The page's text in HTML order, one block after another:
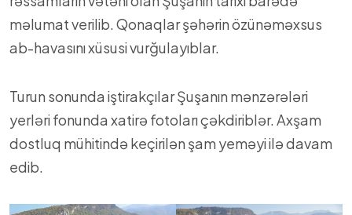
məlumat verilib. Qonaqlar şəhərin özünəməxsus
ab-havasını xüsusi vurğulayıblar.
Turun sonunda iştirakçılar Şuşanın mənzərələri
yerləri fonunda xatirə fotoları çəkdiriblər. Axşam
dostluq mühitində keçirilən şam yeməyi ilə davam
edib.